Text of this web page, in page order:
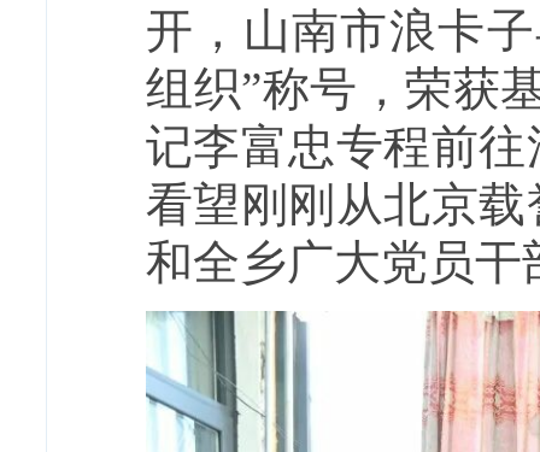
开，山南市浪卡
组织”称号，荣获
记李富忠专程前
看望刚刚从北京
和全乡广大党员